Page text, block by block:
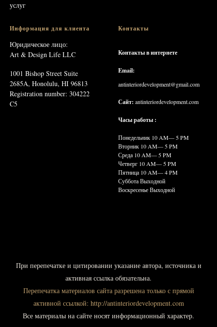
услуг
Информация для клиента
Юридическое лицо:
Art & Design Life LLC
1001 Bishop Street Suite
2685A, Honolulu, HI 96813
Registration number: 304222
C5
Контакты
Контакты в интернете
Email:
antinteriordevelopment@gmail.com
Сайт: antinteriordevelopment.com
Часы работы :
Понедельник 10 AM— 5 PM
Вторник 10 AM— 5 PM
Среда 10 AM— 5 PM
Четверг 10 AM— 5 PM
Пятница 10 AM— 4 PM
Суббота Выходной
Воскресенье Выходной
При перепечатке и цитировании указание автора, источника и
активная ссылка обязательна.
Перепечатка материалов сайта разрешена только с прямой
активной ссылкой: http://antinteriordevelopment.com
Все материалы на сайте носят информационный характер.